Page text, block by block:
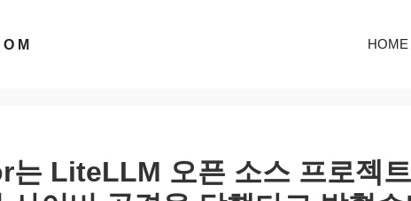
HOME
는 LiteLLM 오픈 소스 프로젝